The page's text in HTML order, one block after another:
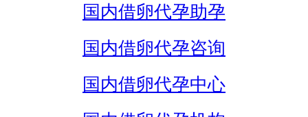
国内借卵代孕助孕
国内借卵代孕咨询
国内借卵代孕中心